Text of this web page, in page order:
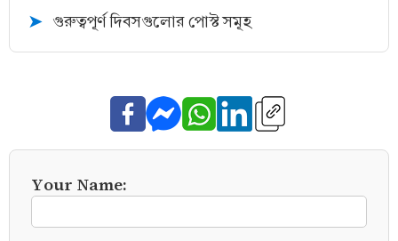
➤ গুরুত্বপূর্ণ দিবসগুলোর পোস্ট সমূহ
Your Name: